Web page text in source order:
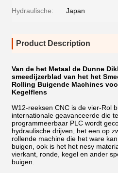
Hydraulische: Japan
Product Description
Van de het Metaal de Dunne
smeedijzerblad van het het
Rolling Buigende Machines
Kegelflens
W12-reeksen CNC is de vier-Rol
internationale geavanceerde die
programmeerbaar PLC wordt
hydraulische drijven, het een op
rollende machine die het ware
buigen, ook is het het nesy
vierkant, ronde, kegel en ander
buigen.